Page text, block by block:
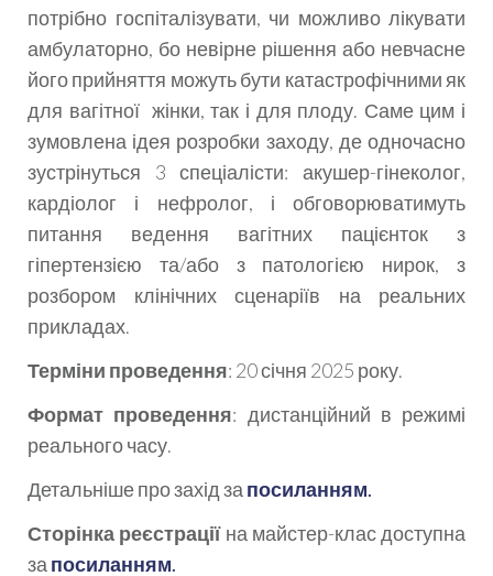
потрібно госпіталізувати, чи можливо лікувати
амбулаторно, бо невірне рішення або невчасне
його прийняття можуть бути катастрофічними як
для вагітної жінки, так і для плоду. Саме цим і
зумовлена ідея розробки заходу, де одночасно
зустрінуться 3 спеціалісти: акушер-гінеколог,
кардіолог і нефролог, і обговорюватимуть
питання ведення вагітних пацієнток з
гіпертензією та/або з патологією нирок, з
розбором клінічних сценаріїв на реальних
прикладах.
Терміни проведення: 20 січня 2025 року.
Формат проведення: дистанційний в режимі
реального часу.
Детальніше про захід за посиланням.
Сторінка реєстрації на майстер-клас доступна
за посиланням.